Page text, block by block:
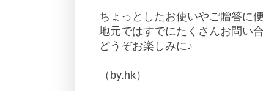
ちょっとしたお使いやご贈答に
地元ではすでにたくさんお問い
どうぞお楽しみに♪
（by.hk）